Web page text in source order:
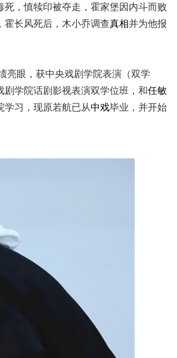
，慎犊印被夺走，霍家堡因内斗而败
霍长风死后，木小乔调查真相并为他报
亮眼，获中央戏剧学院表演（双学
学院话剧影视表演双学位班，和任敏
学习，现原若航已从中戏毕业，并开始